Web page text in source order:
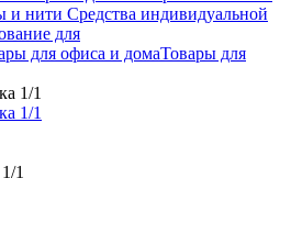
и нити Средства индивидуальной
для
для офиса и домаТовары для
1/1
1